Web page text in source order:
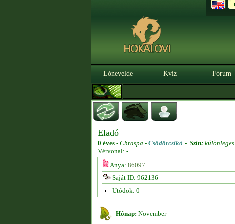
Lónevelde Kvíz Fórum
Eladó
0 éves - Chraspa - Csődörcsikó - Szín: különleges
Vérvonal: -
Anya: 86097
Saját ID: 962136
Utódok: 0
Hónap: November